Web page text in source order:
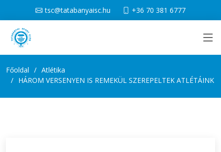
tsc@tatabanyaisc.hu +36 70 381 6777
Főoldal
Atlétika
HÁROM VERSENYEN IS REMEKÜL SZEREPELTEK ATLÉTÁINK